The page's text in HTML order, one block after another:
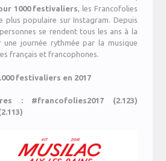
1000 festivaliers, les Francofolies
plus populaire sur Instagram. Depuis
se rendent tous les ans à la
une journée rythmée par la musique
français et francophones.
festivaliers en 2017
: #francofolies2017 (2.123)